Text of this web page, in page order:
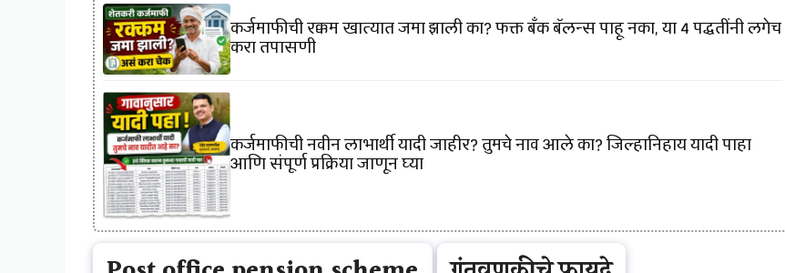
कर्जमाफीची रक्कम खात्यात जमा झाली का? फक्त बँक बॅलन्स पाहू नका, या 4 पद्धतींनी लगेच
करा तपासणी
कर्जमाफीची नवीन लाभार्थी यादी जाहीर? तुमचे नाव आले का? जिल्हानिहाय यादी पाहा
आणि संपूर्ण प्रक्रिया जाणून घ्या